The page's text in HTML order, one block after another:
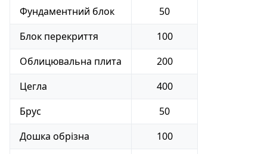
Фундаментний блок
50
Блок перекриття
100
Облицювальна плита
200
Цегла
400
Брус
50
Дошка обрізна
100